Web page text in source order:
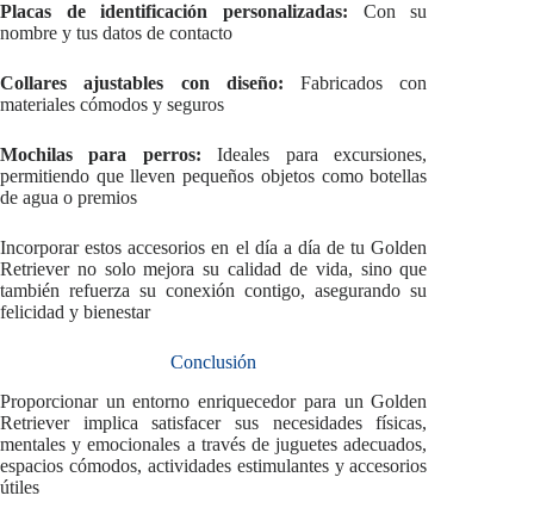
Placas de identificación personalizadas: Con su
nombre y tus datos de contacto
Collares ajustables con diseño: Fabricados con
materiales cómodos y seguros
Mochilas para perros: Ideales para excursiones,
permitiendo que lleven pequeños objetos como botellas
de agua o premios
Incorporar estos accesorios en el día a día de tu Golden
Retriever no solo mejora su calidad de vida, sino que
también refuerza su conexión contigo, asegurando su
felicidad y bienestar
Conclusión
Proporcionar un entorno enriquecedor para un Golden
Retriever implica satisfacer sus necesidades físicas,
mentales y emocionales a través de juguetes adecuados,
espacios cómodos, actividades estimulantes y accesorios
útiles